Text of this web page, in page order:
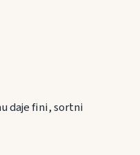
daje fini, sortni